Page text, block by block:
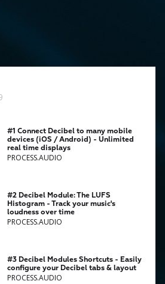
#1 Connect Decibel to many mobile
devices (iOS / Android) - Unlimited
real time displays
PROCESS.AUDIO
#2 Decibel Module: The LUFS
Histogram - Track your music's
loudness over time
PROCESS.AUDIO
#3 Decibel Modules Shortcuts - Easily
configure your Decibel tabs & layout
PROCESS.AUDIO